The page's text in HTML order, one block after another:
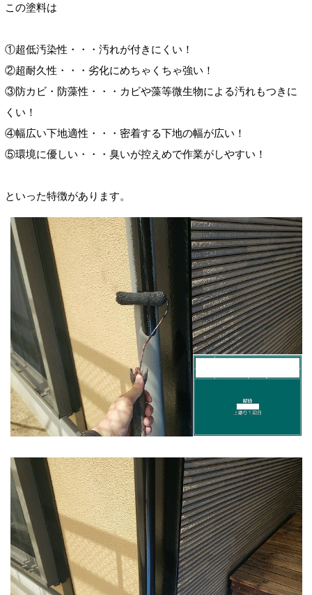
この塗料は
①超低汚染性・・・汚れが付きにくい！
②超耐久性・・・劣化にめちゃくちゃ強い！
③防カビ・防藻性・・・カビや藻等微生物による汚れもつきに
くい！
④幅広い下地適性・・・密着する下地の幅が広い！
⑤環境に優しい・・・臭いが控えめで作業がしやすい！
といった特徴があります。